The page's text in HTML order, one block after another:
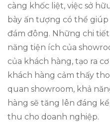
càng khốc liệt, việc sở
bày ấn tượng có thể
đám đông. Những chi
năng tiện ích của
của khách hàng, tạo ra
khách hàng cảm thấy
quan showroom, khả
hàng sẽ tăng lên đáng
thu cho doanh nghiệp.